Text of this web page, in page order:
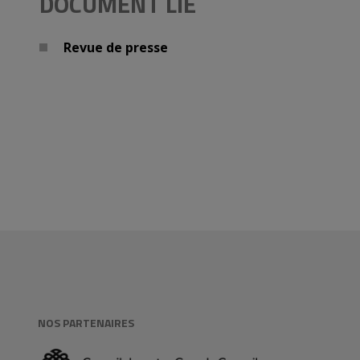
Revue de presse
NOS PARTENAIRES